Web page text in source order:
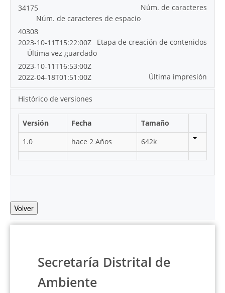
Núm. de caracteres
34175
Núm. de caracteres de espacio
40308
Etapa de creación de contenidos
2023-10-11T15:22:00Z
Última vez guardado
2023-10-11T16:53:00Z
Última impresión
2022-04-18T01:51:00Z
Histórico de versiones
Versión Fecha
Tamaño
1.0
hace 2 Años 642k
Volver
Secretaría Distrital de
Ambiente